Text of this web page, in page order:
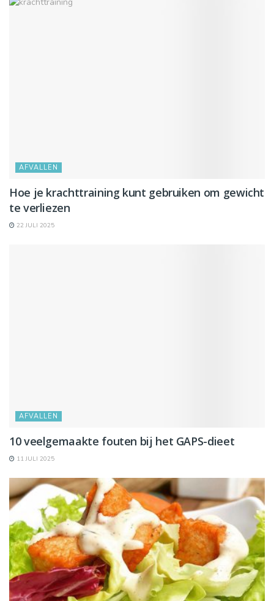
AFVALLEN
Hoe je krachttraining kunt gebruiken om gewicht
te verliezen
22 JULI 2025
AFVALLEN
10 veelgemaakte fouten bij het GAPS-dieet
11 JULI 2025